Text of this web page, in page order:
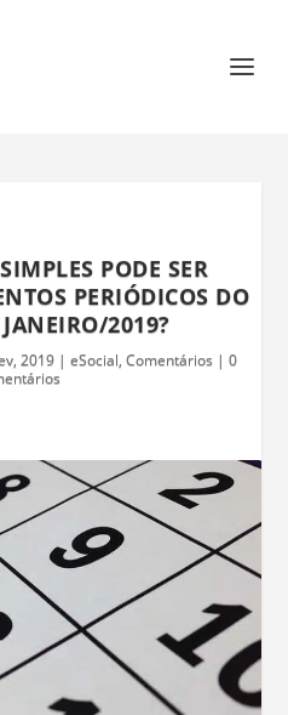
PODE SER
PERIÓDICOS DO
2019?
2019 | eSocial, Comentários | 0